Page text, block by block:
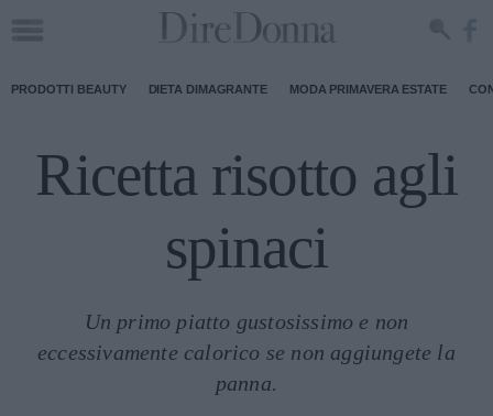
PRODOTTI BEAUTY DIETA DIMAGRANTE MODA PRIMAVERA ESTATE
Ricetta risotto agli
spinaci
Un primo piatto gustosissimo e non
eccessivamente calorico se non aggiungete la
panna.